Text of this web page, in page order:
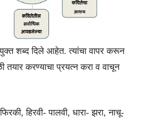
शब्द दिले आहेत. त्यांचा वापर करून
तयार करण्याचा प्रयत्न करा व वाचून
फिरकी, हिरवी- पालवी, धारा- झरा, नाचू-